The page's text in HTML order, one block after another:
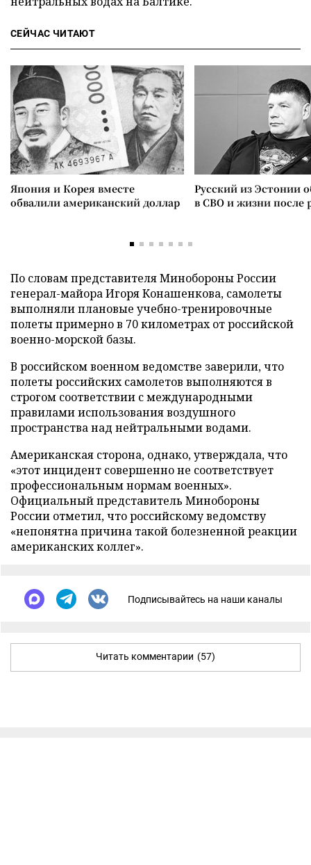
СЕЙЧАС ЧИТАЮТ
Япония и Корея вместе
обвалили американский доллар
Русский из Эстонии
в СВО и жизни после
По словам представителя Минобороны России
генерал-майора Игоря Конашенкова, самолеты
выполняли плановые учебно-тренировочные
полеты примерно в 70 километрах от российской
военно-морской базы.
В российском военном ведомстве заверили, что
полеты российских самолетов выполняются в
строгом соответствии с международными
правилами использования воздушного
пространства над нейтральными водами.
Американская сторона, однако, утверждала, что
«этот инцидент совершенно не соответствует
профессиональным нормам военных».
Официальный представитель Минобороны
России отметил, что российскому ведомству
«непонятна причина такой болезненной реакции
американских коллег».
Подписывайтесь на наши каналы
Читать комментарии (57)